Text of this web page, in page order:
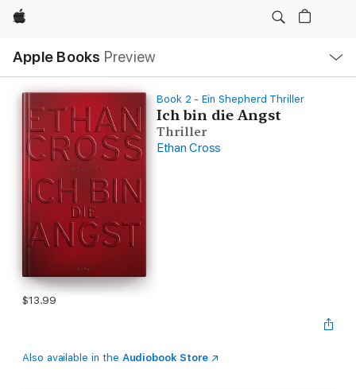
Apple
Apple Books Preview
Nav
Open
Menu
Book 2 - Ein Shepherd Thriller
Ich bin die Angst
Thriller
Ethan Cross
$13.99
Also available in the Audiobook Store